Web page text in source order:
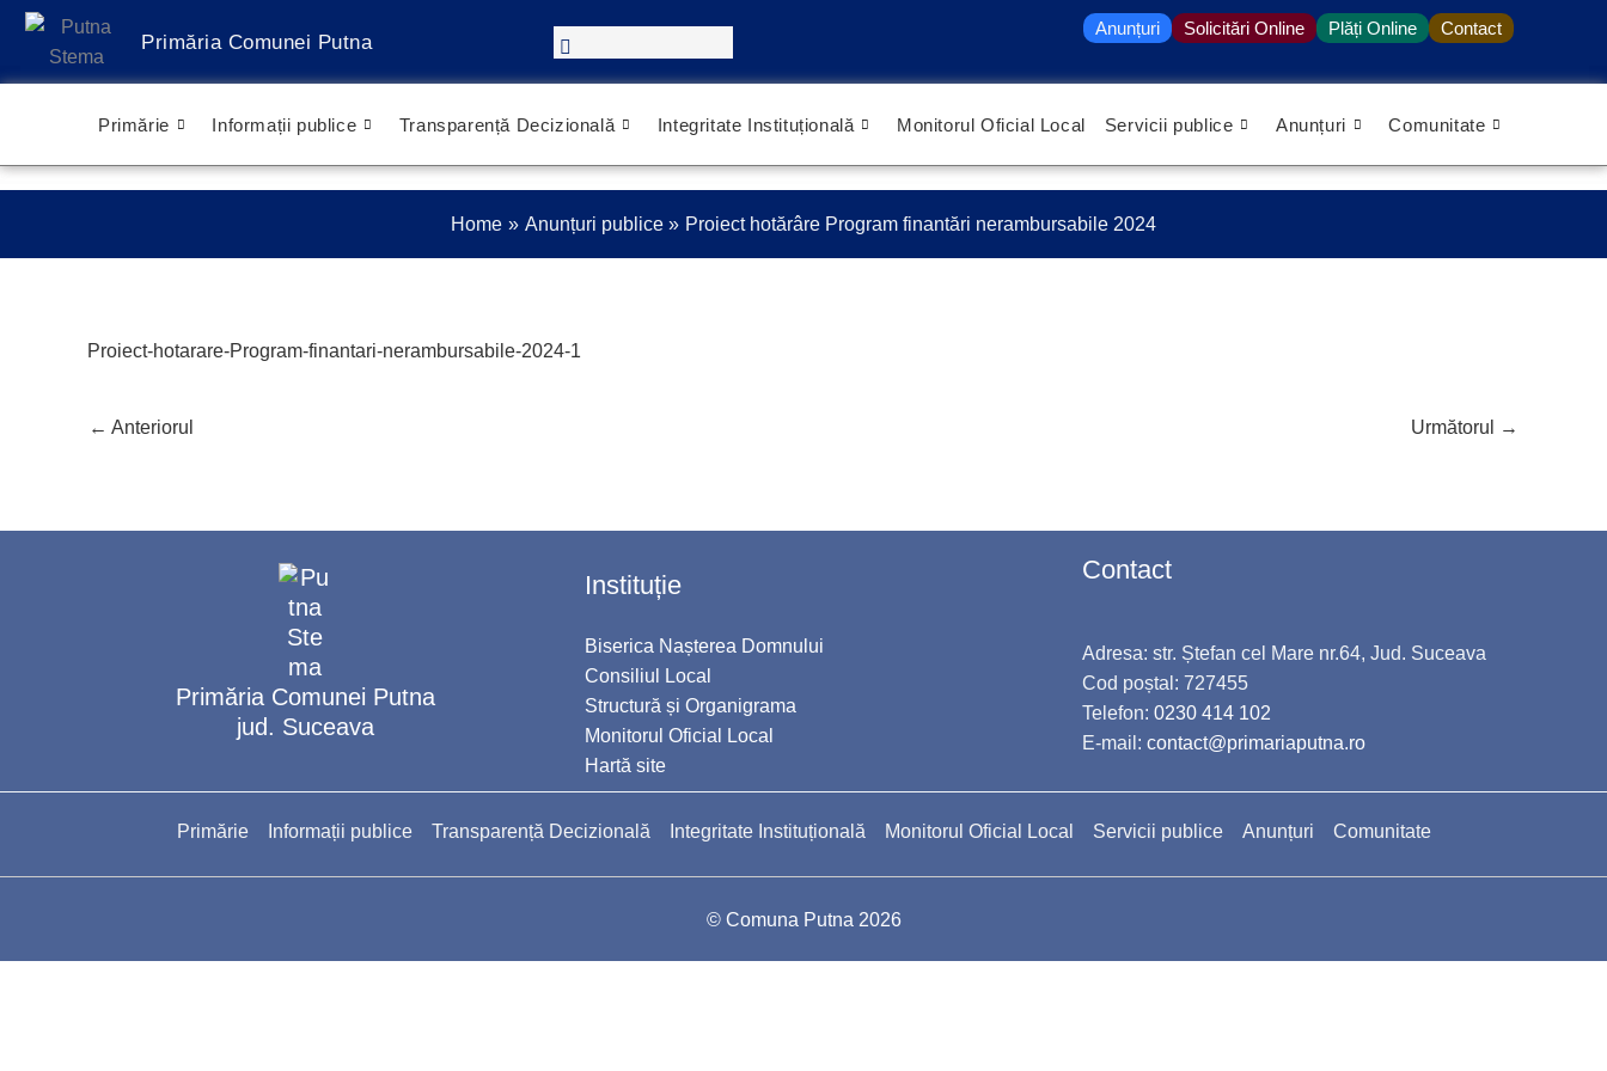
Treci
conținut
Primăria Comunei Putna
Anunțuri Solicitări Online Plăți Online Contact
Primărie Informații publice Transparență Decizională Integritate Instituțională Monitorul Oficial Local Servicii publice Anunțuri Comunitate
Home Anunțuri publice Proiect hotărâre Program finantări nerambursabile 2024
Proiect-hotarare-Program-finantari-nerambursabile-2024-1
← Anteriorul Următorul →
Primăria Comunei Putna
jud. Suceava
Instituție
Biserica Nașterea Domnului
Consiliul Local
Structură și Organigrama
Monitorul Oficial Local
Hartă site
Contact
Adresa: str. Ștefan cel Mare nr.64, Jud. Suceava
Cod poștal: 727455
Telefon:0230 414 102
E-mail:contact@primariaputna.ro
Primărie Informații publice Transparență Decizională Integritate Instituțională Monitorul Oficial Local Servicii publice Anunțuri Comunitate
© Comuna Putna 2026